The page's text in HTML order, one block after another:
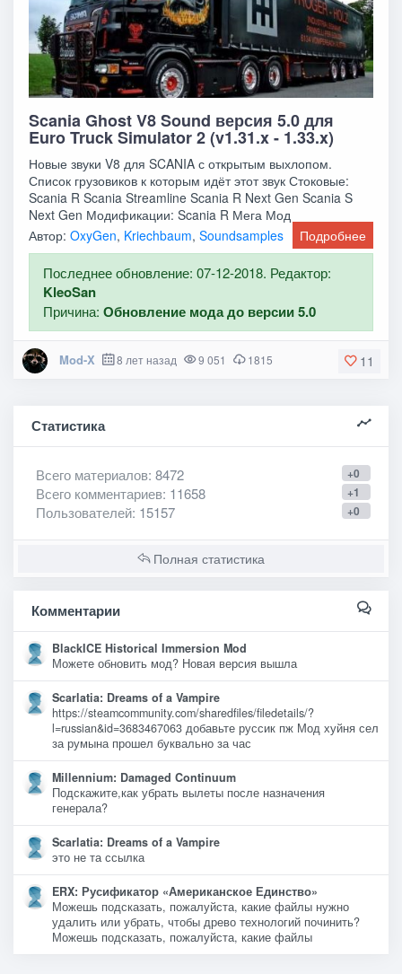
Scania Ghost V8 Sound версия 5.0 для
Euro Truck Simulator 2 (v1.31.x - 1.33.x)
Новые звуки V8 для SCANIA с открытым выхлопом.
Список грузовиков к которым идёт этот звук Стоковые:
Scania R Scania Streamline Scania R Next Gen Scania S
Next Gen Модификации: Scania R Мега Мод
Автор:OxyGen, Kriechbaum,Soundsamples Подробнее
Последнее обновление: 07-12-2018. Редактор:
KleoSan
Причина:Обновление мода до версии 5.0
11
Mod-X 8 лет назад 9 051 1815
Статистика
+0
Всего материалов: 8472
+1
Всего комментариев: 11658
+0
Пользователей: 15157
Полная статистика
Комментарии
BlackICE Historical Immersion Mod
Можете обновить мод? Новая версия вышла
Scarlatia: Dreams of a Vampire
https://steamcommunity.com/sharedfiles/filedetails/?
l=russian&id=3683467063 добавьте руссик пж Мод хуйня сел
за румына прошел буквально за час
Millennium: Damaged Continuum
Подскажите,как убрать вылеты после назначения
генерала?
Scarlatia: Dreams of a Vampire
это не та ссылка
ERX: Русификатор «Американское Единство»
Можешь подсказать, пожалуйста, какие файлы нужно
удалить или убрать, чтобы древо технологий починить?
Можешь подсказать, пожалуйста, какие файлы